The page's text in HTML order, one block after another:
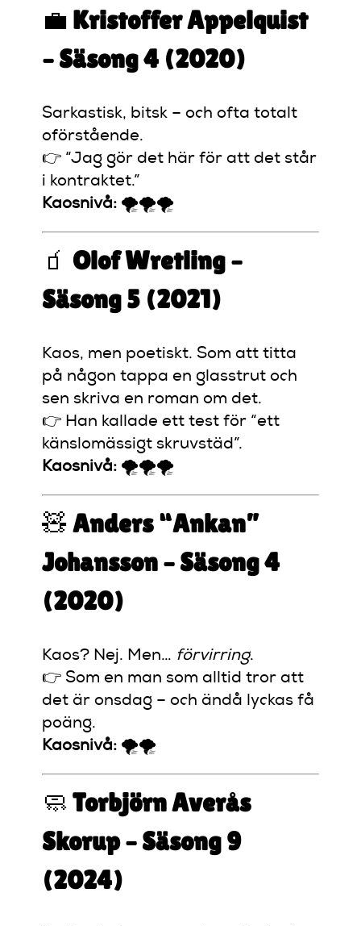
💼 Kristoffer Appelquist
– Säsong 4 (2020)
Sarkastisk, bitsk – och ofta totalt
oförstående.
👉 “Jag gör det här för att det står
i kontraktet.”
Kaosnivå: 🌪️🌪️🌪️
🧃 Olof Wretling –
Säsong 5 (2021)
Kaos, men poetiskt. Som att titta
på någon tappa en glasstrut och
sen skriva en roman om det.
👉 Han kallade ett test för “ett
känslomässigt skruvstäd”.
Kaosnivå: 🌪️🌪️🌪️
🧸Anders “Ankan”
Johansson – Säsong 4
(2020)
Kaos? Nej. Men… förvirring.
👉 Som en man som alltid tror att
det är onsdag – och ändå lyckas få
poäng.
Kaosnivå: 🌪️🌪️
🧼Torbjörn Averås
Skorup – Säsong 9
(2024)